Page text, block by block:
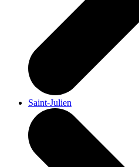
Saint-Julien